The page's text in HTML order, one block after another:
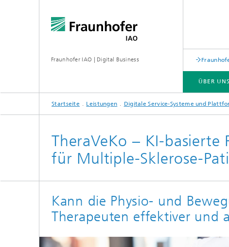
Fraunhofer IAO | Digital Business
ÜBER UNS
Startseite Leistungen Digitale Service-Systeme und
TheraVeKo – KI-
für Multiple-Sklerose-
Kann die Physio- und
Therapeuten effektiver und